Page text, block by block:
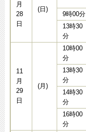
月
28
日
(日)
9時00分
13時30
分
11
月
29
日
(月)
10時00
分
13時30
分
14時30
分
16時00
分